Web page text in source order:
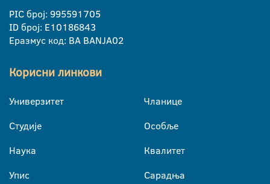
PIC број: 995591705
ID број: E10186843
Еразмус код: BA BANJA02
Корисни линкови
Универзитет
Студије
Наука
Упис
Чланице
Особље
Квалитет
Сарадња